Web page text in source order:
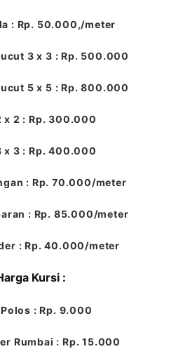
: Rp. 50.000,/meter
3 x 3 : Rp. 500.000
5 x 5 : Rp. 800.000
x 2 : Rp. 300.000
x 3 : Rp. 400.000
: Rp. 70.000/meter
: Rp. 85.000/meter
: Rp. 40.000/meter
Kursi :
: Rp. 9.000
Rumbai : Rp. 15.000